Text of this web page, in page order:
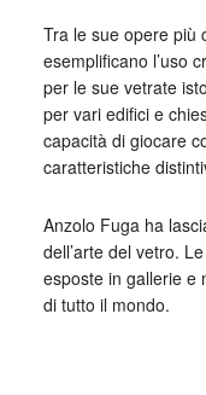
Tra le sue opere più
esemplificano l’uso
per le sue vetrate
per vari edifici e
capacità di giocare
caratteristiche
Anzolo Fuga ha
dell’arte del vetro.
esposte in gallerie e
di tutto il mondo.